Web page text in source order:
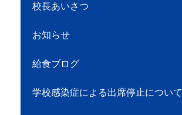
校長あいさつ
お知らせ
給食ブログ
学校感染症による出席停止について